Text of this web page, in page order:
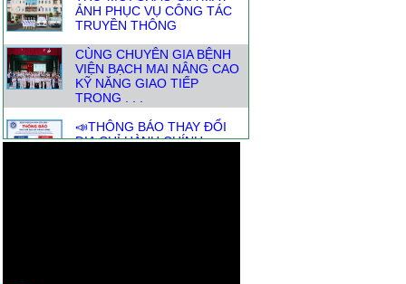
CÙNG CHUYÊN GIA BỆNH
KỸ NĂNG GIAO TIẾP
TRONG . . .
📣THÔNG BÁO THAY ĐỔI
ĐỊA CHỈ HÀNH CHÍNH-
THUẬN TIỆN CHO NGƯỜI
DÂN KHI . . .